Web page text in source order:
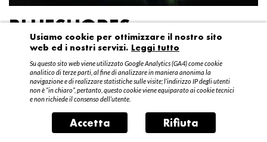
BLUESHORES
Federico Garibaldi
20 aprile – 15 maggio 2016
Usiamo cookie per ottimizzare il nostro sito
web ed i nostri servizi. Leggi tutto
Su questo sito web viene utilizzato Google Analytics (GA4) come cookie
analitico di terze parti, al fine di analizzare in maniera anonima la
navigazione e di realizzare statistiche sulle visite; l’indirizzo IP degli utenti
non è “in chiaro”, pertanto, questo cookie viene equiparato ai cookie tecnici
e non richiede il consenso dell’utente.
Accetta Rifiuta